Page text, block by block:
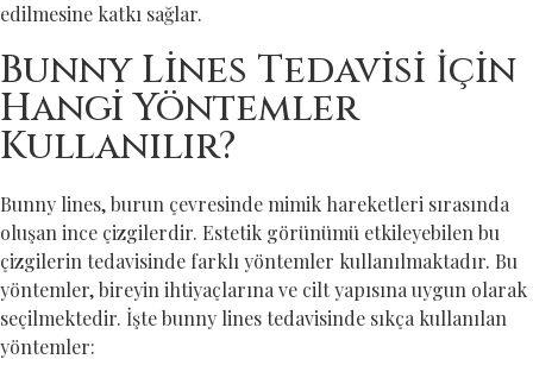
edilmesine katkı sağlar.
Bunny Lines Tedavisi İçin
Hangi Yöntemler
Kullanılır?
Bunny lines, burun çevresinde mimik hareketleri sırasında
oluşan ince çizgilerdir. Estetik görünümü etkileyebilen bu
çizgilerin tedavisinde farklı yöntemler kullanılmaktadır. Bu
yöntemler, bireyin ihtiyaçlarına ve cilt yapısına uygun olarak
seçilmektedir. İşte bunny lines tedavisinde sıkça kullanılan
yöntemler: